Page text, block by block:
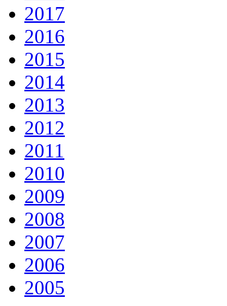
2017
2016
2015
2014
2013
2012
2011
2010
2009
2008
2007
2006
2005